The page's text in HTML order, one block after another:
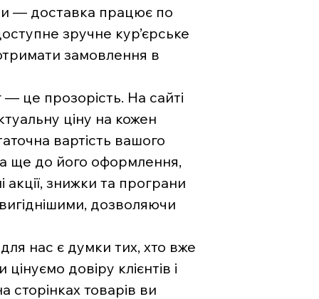
— доставка працює по
зручне кур’єрське
замовлення в
це прозорість. На сайті
ціну на кожен
вартість вашого
ще до його оформлення,
акції, знижки та програни
дозволяючи
нас є думки тих, хто вже
довіру клієнтів і
сторінках товарів ви